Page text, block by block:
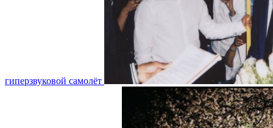
гиперзвуковой самолёт